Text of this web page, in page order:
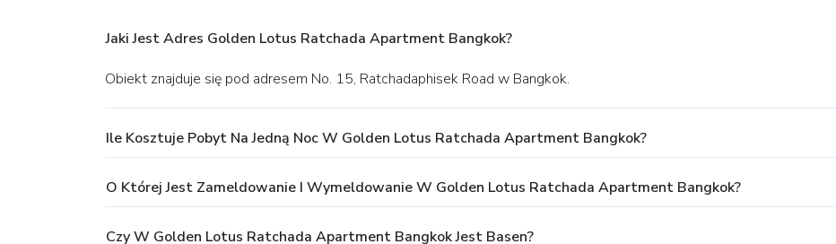
Jaki Jest Adres Golden Lotus Ratchada Apartment Bangkok?
Obiekt znajduje się pod adresem No. 15, Ratchadaphisek Road w Bangkok.
Ile Kosztuje Pobyt Na Jedną Noc W Golden Lotus Ratchada Apartment Bangkok?
O Której Jest Zameldowanie I Wymeldowanie W Golden Lotus Ratchada Apartment Bangkok?
Czy W Golden Lotus Ratchada Apartment Bangkok Jest Basen?